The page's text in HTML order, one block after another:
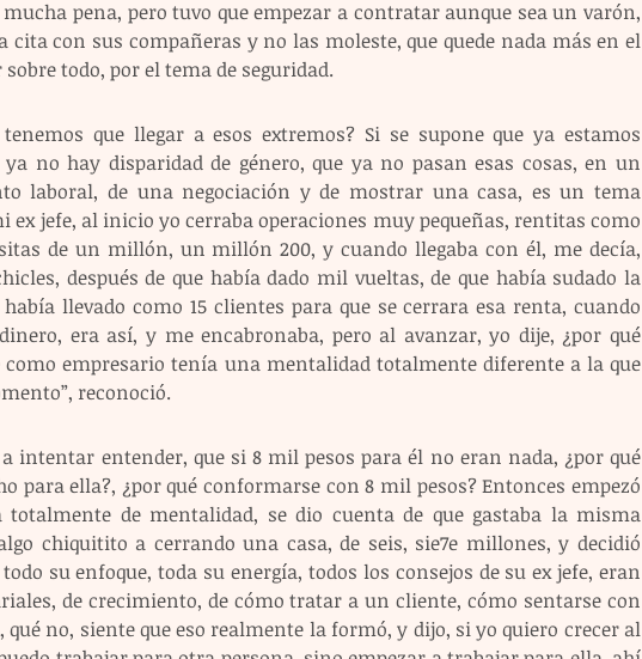
pena, pero tuvo que empezar a contratar aunque sea un varón,
cita con sus compañeras y no las moleste, que quede nada más en el
todo, por el tema de seguridad.
tenemos que llegar a esos extremos? Si se supone que ya estamos
ya no hay disparidad de género, que ya no pasan esas cosas, en un
laboral, de una negociación y de mostrar una casa, es un tema
ex jefe, al inicio yo cerraba operaciones muy pequeñas, rentitas como
de un millón, un millón 200, y cuando llegaba con él, me decía,
después de que había dado mil vueltas, de que había sudado la
había llevado como 15 clientes para que se cerrara esa renta, cuando
era así, y me encabronaba, pero al avanzar, yo dije, ¿por qué
como empresario tenía una mentalidad totalmente diferente a la que
reconoció.
intentar entender, que si 8 mil pesos para él no eran nada, ¿por qué
para ella?, ¿por qué conformarse con 8 mil pesos? Entonces empezó
de mentalidad, se dio cuenta de que gastaba la misma
chiquitito a cerrando una casa, de seis, sie7e millones, y decidió
su enfoque, toda su energía, todos los consejos de su ex jefe, eran
de crecimiento, de cómo tratar a un cliente, cómo sentarse con
qué no, siente que eso realmente la formó, y dijo, si yo quiero crecer al